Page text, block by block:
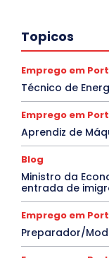
Topicos
Emprego em
Técnico de
Emprego em
Aprendiz de
Blog
Ministro da
entrada de
Emprego em
Preparador/